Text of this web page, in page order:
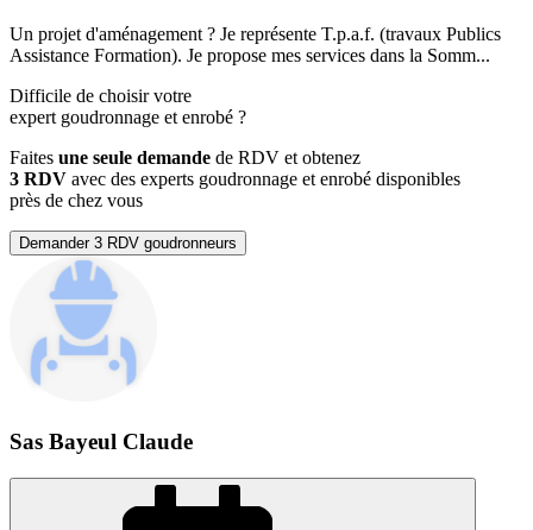
Un projet d'aménagement ? Je représente T.p.a.f. (travaux Publics
Assistance Formation). Je propose mes services dans la Somm...
Difficile de choisir votre
expert goudronnage et enrobé ?
Faites une seule demande de RDV et obtenez
3 RDV avec des experts goudronnage et enrobé disponibles
près de chez vous
Demander 3 RDV goudronneurs
Sas Bayeul Claude